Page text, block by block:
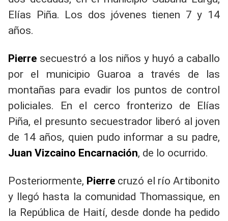
Elías Piña. Los dos jóvenes tienen 7 y 14
años.
Pierre secuestró a los niños y huyó a caballo
por el municipio Guaroa a través de las
montañas para evadir los puntos de control
policiales. En el cerco fronterizo de Elías
Piña, el presunto secuestrador liberó al joven
de 14 años, quien pudo informar a su padre,
Juan Vizcaino Encarnación, de lo ocurrido.
Posteriormente, Pierre cruzó el río Artibonito
y llegó hasta la comunidad Thomassique, en
la República de Haití, desde donde ha pedido